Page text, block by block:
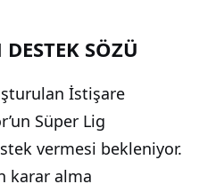
DESTEK SÖZÜ
İstişare
Süper Lig
vermesi bekleniyor.
karar alma